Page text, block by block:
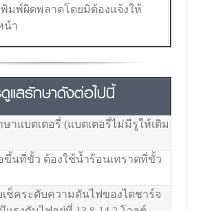
มพ์ผิดพลาดโดยมิต้องแจ้งให้
น้า
แลรักษาดังต่อไปนี้
าแบตเตอรี่ (แบตเตอรี่ไม่มีรูให้เติม
อขึ้นที่ขั้ว ต้องใช้น้ำร้อนเทราดที่ขั้ว
เช็คระดับความดันไฟของไดชาร์จ